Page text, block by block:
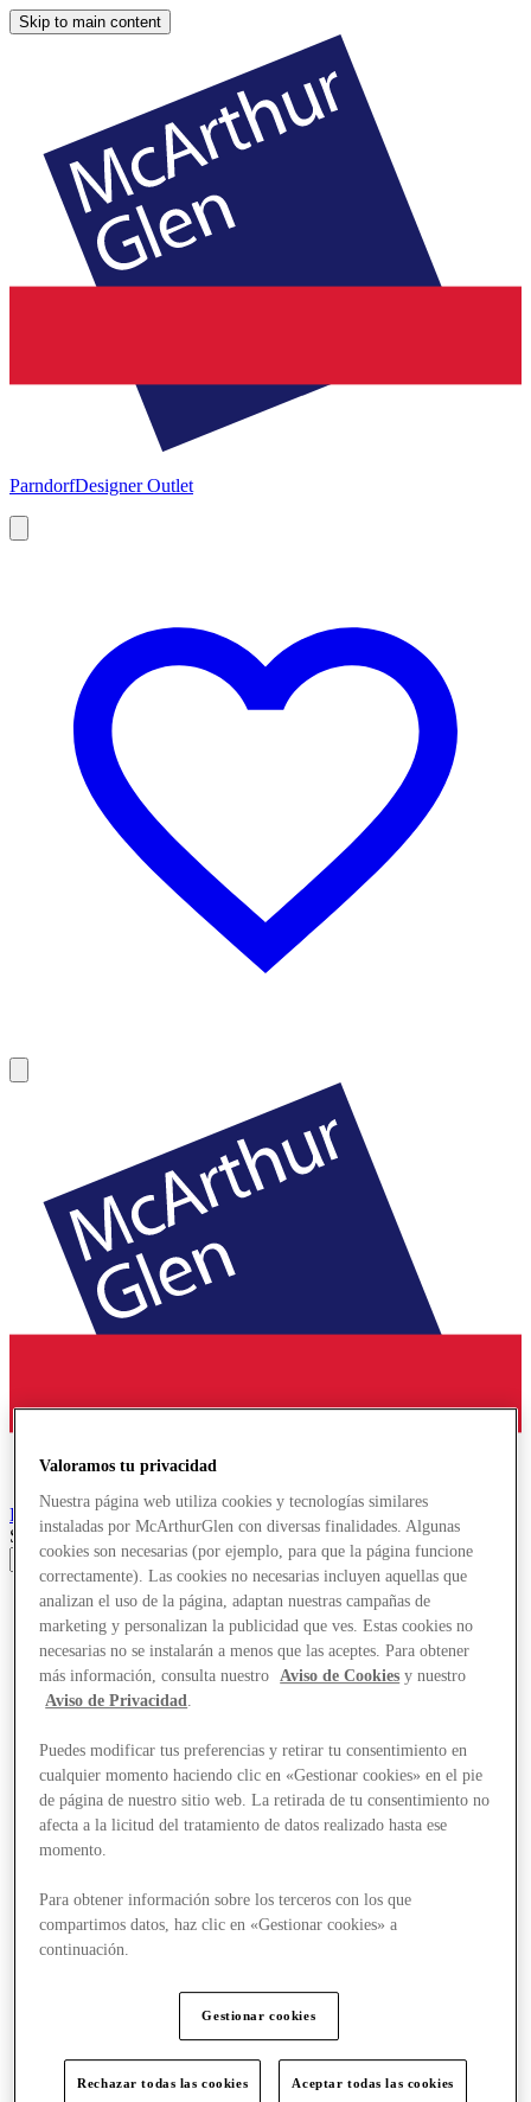
Skip to main content
ParndorfDesigner Outlet
Parndorf
Designer Outlet
Search input
Valoramos tu privacidad
Nuestra página web utiliza cookies y tecnologías similares
instaladas por McArthurGlen con diversas finalidades. Algunas
cookies son necesarias (por ejemplo, para que la página funcione
correctamente). Las cookies no necesarias incluyen aquellas que
analizan el uso de la página, adaptan nuestras campañas de
marketing y personalizan la publicidad que ves. Estas cookies no
necesarias no se instalarán a menos que las aceptes. Para obtener
más información, consulta nuestro
Aviso de Cookies y nuestro
Aviso de Privacidad.
Puedes modificar tus preferencias y retirar tu consentimiento en
cualquier momento haciendo clic en «Gestionar cookies» en el pie
de página de nuestro sitio web. La retirada de tu consentimiento no
afecta a la licitud del tratamiento de datos realizado hasta ese
momento.
Para obtener información sobre los terceros con los que
compartimos datos, haz clic en «Gestionar cookies» a
continuación.
Gestionar cookies
Rechazar todas las cookies Aceptar todas las cookies